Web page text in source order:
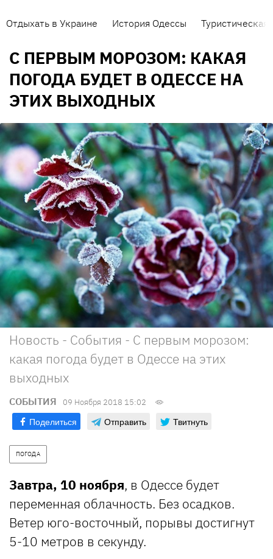
Отдыхать в Украине История Одессы Туристическая
С ПЕРВЫМ МОРОЗОМ: КАКАЯ
ПОГОДА БУДЕТ В ОДЕССЕ НА
ЭТИХ ВЫХОДНЫХ
Новость - События - С первым морозом:
какая погода будет в Одессе на этих
выходных
СОБЫТИЯ 09 Ноября 2018 15:02
Поделиться Отправить Твитнуть
ПОГОДА
Завтра, 10 ноября, в Одессе будет
переменная облачность. Без осадков.
Ветер юго-восточный, порывы достигнут
5-10 метров в секунду.